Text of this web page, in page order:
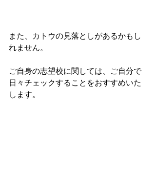
また、カトウの見落としがあるかもし
れません。
ご自身の志望校に関しては、ご自分で
日々チェックすることをおすすめいた
します。